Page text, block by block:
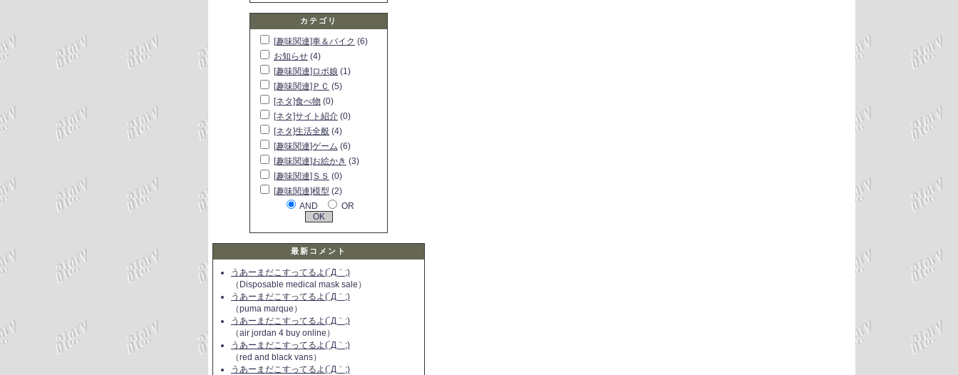
カテゴリ
[趣味関連]車＆バイク (6)
お知らせ (4)
[趣味関連]ロボ娘 (1)
[趣味関連]ＰＣ (5)
[ネタ]食べ物 (0)
[ネタ]サイト紹介 (0)
[ネタ]生活全般 (4)
[趣味関連]ゲーム (6)
[趣味関連]お絵かき (3)
[趣味関連]ＳＳ (0)
[趣味関連]模型 (2)
AND
OR
最新コメント
うあーまだこすってるよ(´Д｀;)
（Disposable medical mask sale）
うあーまだこすってるよ(´Д｀;)
（puma marque）
うあーまだこすってるよ(´Д｀;)
（air jordan 4 buy online）
うあーまだこすってるよ(´Д｀;)
（red and black vans）
うあーまだこすってるよ(´Д｀;)